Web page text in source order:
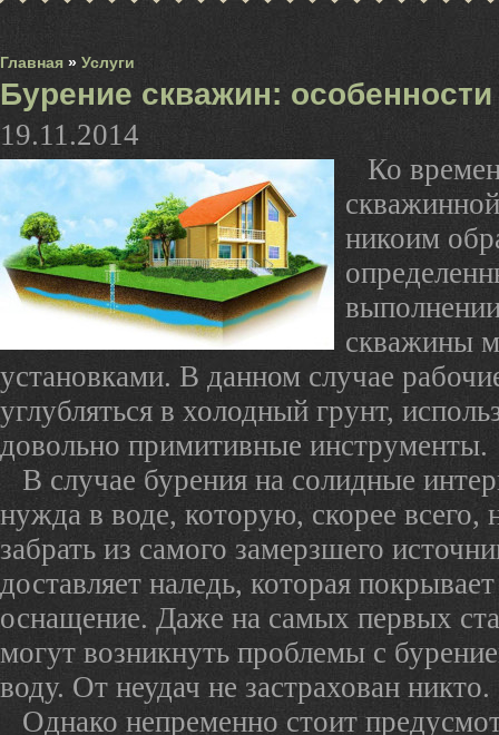
Главная » Услуги
Бурение скважин: особенности
19.11.2014
Ко
никоим
скважины
установками. В данном случае
углубляться в холодный грунт,
довольно примитивные инструменты.
В случае бурения на солидные
нужда в воде, которую, скорее всего,
забрать из самого замерзшего
доставляет наледь, которая
оснащение. Даже на самых первых
могут возникнуть проблемы с
воду. От неудач не застрахован никто.
Однако непременно стоит